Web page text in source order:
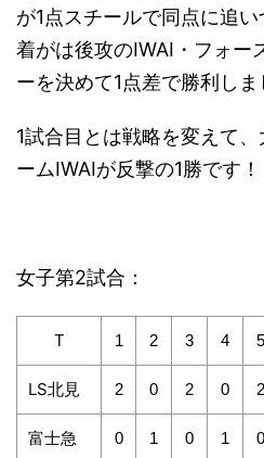
が1点スチールで同点に追
着がは後攻のIWAI・フォー
ーを決めて1点差で勝利しま
1試合目とは戦略を変えて
ームIWAIが反撃の1勝です！
女子第2試合：
T 1 2 3 4 5
LS北見 2 0 2 0 2
富士急 0 1 0 1 0